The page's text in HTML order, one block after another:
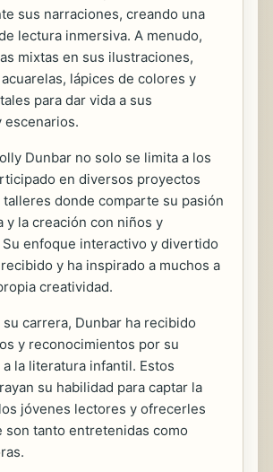
sus narraciones, creando una
lectura inmersiva. A menudo,
mixtas en sus ilustraciones,
lápices de colores y
para dar vida a sus
escenarios.
Dunbar no solo se limita a los
en diversos proyectos
donde comparte su pasión
y la creación con niños y
enfoque interactivo y divertido
y ha inspirado a muchos a
creatividad.
carrera, Dunbar ha recibido
y reconocimientos por su
la literatura infantil. Estos
su habilidad para captar la
jóvenes lectores y ofrecerles
son tanto entretenidas como